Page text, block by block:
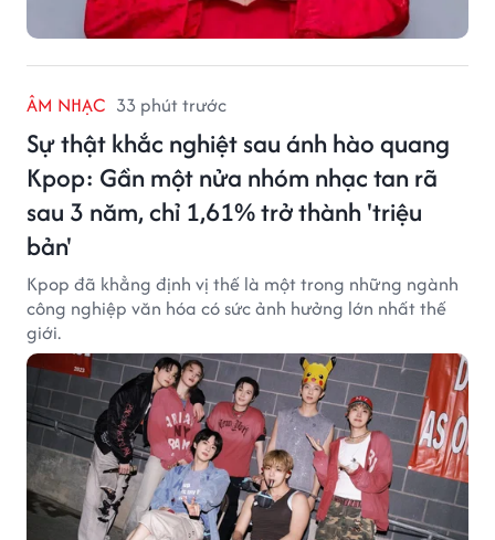
ÂM NHẠC 33 phút trước
Sự thật khắc nghiệt sau ánh hào quang
Kpop: Gần một nửa nhóm nhạc tan rã
sau 3 năm, chỉ 1,61% trở thành 'triệu
bản'
Kpop đã khẳng định vị thế là một trong những ngành
công nghiệp văn hóa có sức ảnh hưởng lớn nhất thế
giới.